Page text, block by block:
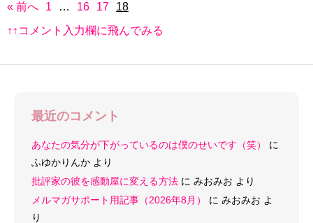
« 前へ 1 … 16 17
18
↑↑コメント入力欄に飛んでみる
最近のコメント
あなたの気分が下がっているのは僕のせいです（笑）
に
ふゆかりんか より
批評家の彼を感動屋に変える方法 に みおみお より
メルマガサポート用記事（2026年8月）
に みおみお よ
り